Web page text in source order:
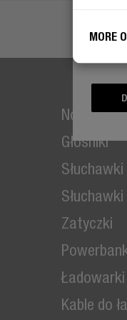
MORE
Nowości
Głośniki
Słuchawki
Zatyczki
Ładowarki
Kable do